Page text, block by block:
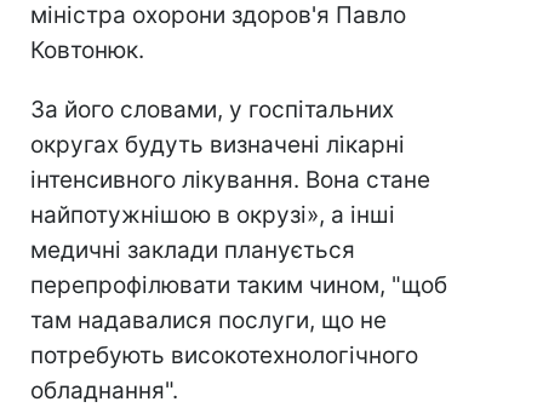
міністра охорони здоров'я Павло
Ковтонюк.
За його словами, у госпітальних
округах будуть визначені лікарні
інтенсивного лікування. Вона стане
найпотужнішою в окрузі», а інші
медичні заклади планується
перепрофілювати таким чином, "щоб
там надавалися послуги, що не
потребують високотехнологічного
обладнання".